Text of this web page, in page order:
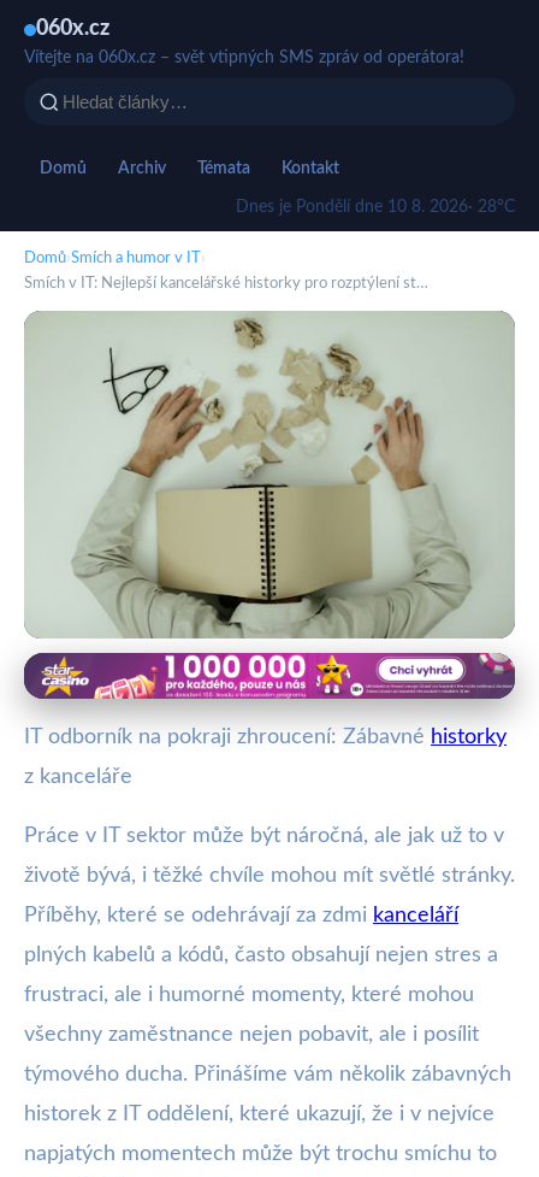
060x.cz
Vítejte na 060x.cz – svět vtipných SMS zpráv od operátora!
Domů Archiv Témata Kontakt
Dnes je Pondělí dne 10 8. 2026· 28°C
Domů›Smích a humor v IT ›
Smích v IT: Nejlepší kancelářské historky pro rozptýlení st…
Smích a humor v IT
Smích v IT: Nejlepší kancelářské
historky pro rozptýlení stresu!
13. 1. 2026 · 5 min čtení · Autor: Vít Šimek
IT odborník na pokraji zhroucení: Zábavné historky
z kanceláře
Práce v IT sektor může být náročná, ale jak už to v
životě bývá, i těžké chvíle mohou mít světlé stránky.
Příběhy, které se odehrávají za zdmi kanceláří
plných kabelů a kódů, často obsahují nejen stres a
frustraci, ale i humorné momenty, které mohou
všechny zaměstnance nejen pobavit, ale i posílit
týmového ducha. Přinášíme vám několik zábavných
historek z IT oddělení, které ukazují, že i v nejvíce
napjatých momentech může být trochu smíchu to